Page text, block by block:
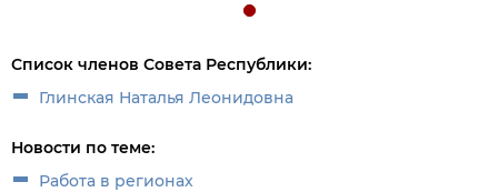
Список членов Совета Республики:
Глинская Наталья Леонидовна
Новости по теме:
Работа в регионах